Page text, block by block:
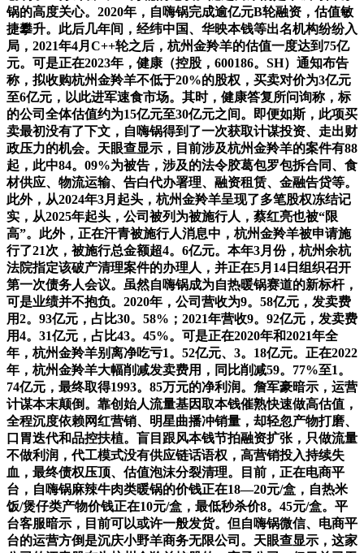
锅的高度关心。2020年，自嗨锅完成逾亿元B轮融资，估值敏
捷攀升。此后几年间，经纬中国、华映本钱等出名机构纷纷入
局，2021年4月C++轮之后，杭州金羚羊的估值一度达到75亿
元。可是正在2023年，健康（控股，600186。SH）通知布告
称，拟收购杭州金羚羊不低于20%的股权，买卖对价为3亿元
至6亿元，以此进军速食市场。其时，健康答复所问询称，标
的公司全体估值约为15亿元至30亿元之间。即便如斯，此项买
卖最初没有了下文，自嗨锅得到了一次获取计谋投资、走出财
政压力的机会。天眼查显示，目前涉及杭州金羚羊的案件有88
起，此中84。09%为被告，涉及的法令胶葛包罗包拆合同、食
材供应、物流运输、告白代办署理、融资租赁、金融告贷等。
此外，从2024年3月起头，杭州金羚羊呈现了多笔股权冻结记
实，从2025年起头，公司被列为被施行人，蔡红亮也被“限
高”。此外，正在汗青被施行人消息中，杭州金羚羊被申请施
行了21次，被施行总金额超4。6亿元。本年3月份，杭州余杭
法院指定该破产清理案件的办理人，并正在5月14日组织召开
第一次债务人会议。虽然自嗨锅成为自热暖锅赛道的新标杆，
可是业绩并不抱负。2020年，公司营收为9。58亿元，发卖费
用2。93亿元，占比30。58%；2021年营收9。92亿元，发卖费
用4。31亿元，占比43。45%。可是正在2020年和2021年全
年，杭州金羚羊别离净吃亏1。52亿元、3。18亿元。正在2022
年，杭州金羚羊大幅削减发卖费用，同比削减59。77%至1。
74亿元，最终取得1993。85万元的净利润。詹军豪暗示，运营
计谋本末颠倒。靠创始人流量基因取本钱催熟快速做高估值，
全程沉度依赖网红营销、明星曲播冲销量，却轻忽产物打磨、
口胃迭代和品控扶植。盲目跟风本钱节拍融资扩张，只做流量
不做利润，代工模式没有供应链话语权，高营销投入持续失
血，最终债权压顶、估值泡沫分裂清理。目前，正在电商平
台，自嗨锅麻辣牛肉类暖锅的价钱正在18—20元/盒，自热米
饭/煲仔类产物价钱正在10元/盒，最低秒杀价8。45元/盒。平
台客服暗示，目前可以或许一般发货。但自嗨锅微信、电商平
台的运营方倒是沉庆小野羊商务无限公司。天眼查显示，这家